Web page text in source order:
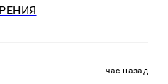
час назад